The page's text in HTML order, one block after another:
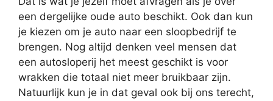
een dergelijke oude auto beschikt. Ook dan kun
je kiezen om je auto naar een sloopbedrijf te
brengen. Nog altijd denken veel mensen dat
een autosloperij het meest geschikt is voor
wrakken die totaal niet meer bruikbaar zijn.
Natuurlijk kun je in dat geval ook bij ons terecht,